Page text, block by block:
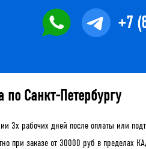
+7
по Санкт-Петербургу
3х рабочих дней после оплаты или
при заказе от 30000 руб в пределах